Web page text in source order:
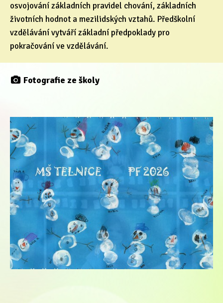
osvojování základních pravidel chování, základních
životních hodnot a mezilidských vztahů. Předškolní
vzdělávání vytváří základní předpoklady pro
pokračování ve vzdělávání.
Fotografie ze školy